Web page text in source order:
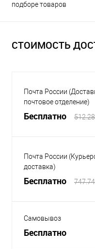
подборе товаров
СТОИМОСТЬ
Почта России
почтовое отделение)
Бесплатно
Почта России
доставка)
Бесплатно
Самовывоз
Бесплатно